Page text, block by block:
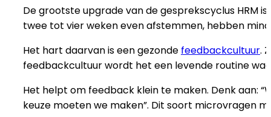
De grootste upgrade van de gesprekscyclus HRM
twee tot vier weken even afstemmen, hebben
Het hart daarvan is een gezonde feedbackcultuur.
feedbackcultuur wordt het een levende routine
Het helpt om feedback klein te maken. Denk aan:
keuze moeten we maken”. Dit soort microvragen